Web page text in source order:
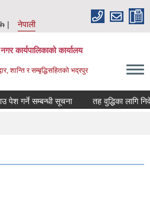
नेपाली
कार्यपालिकाको कार्यालय
शान्ति र सम्बृद्धिसहितको भद्रपुर
गर्ने सम्बन्धी सूचना तह वुद्धिका लागि